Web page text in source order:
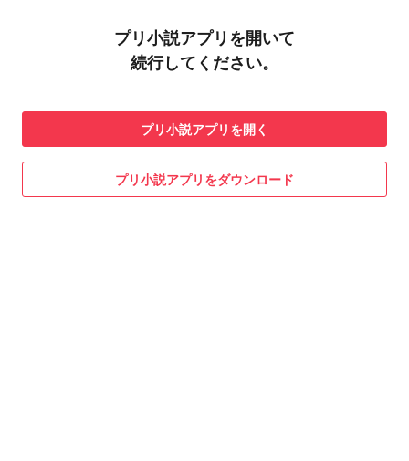
プリ小説アプリを開いて
続行してください。
プリ小説アプリを開く
プリ小説アプリをダウンロード